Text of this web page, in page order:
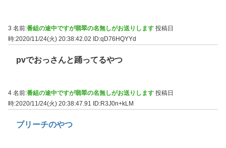
3 名前:番組の途中ですが翡翠の名無しがお送りします 投稿日
時:2020/11/24(火) 20:38:42.02 ID:qD76HQYYd
pvでおっさんと踊ってるやつ
4 名前:番組の途中ですが翡翠の名無しがお送りします 投稿日
時:2020/11/24(火) 20:38:47.91
ID:R3J0n+kLM
ブリーチのやつ